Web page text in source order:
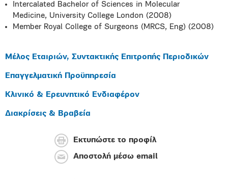
Intercalated Bachelor of Sciences in Molecular
Medicine, University College London (2008)
Member Royal College of Surgeons (MRCS, Eng) (2008)
Μέλος Εταιριών, Συντακτικής Επιτροπής Περιοδικών
Επαγγελματική Προϋπηρεσία
Κλινικό & Ερευνητικό Ενδιαφέρον
Διακρίσεις & Βραβεία
Εκτυπώστε το προφίλ
Αποστολή μέσω email